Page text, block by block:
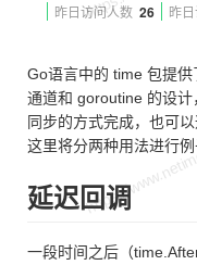
昨日访问人数 26 昨
Go语言中的 time 包提
通道和 goroutine 的设
同步的方式完成，也可
这里将分两种用法进行例
延迟回调
一段时间之后（time.After